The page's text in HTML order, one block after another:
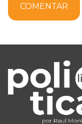
COMENTAR